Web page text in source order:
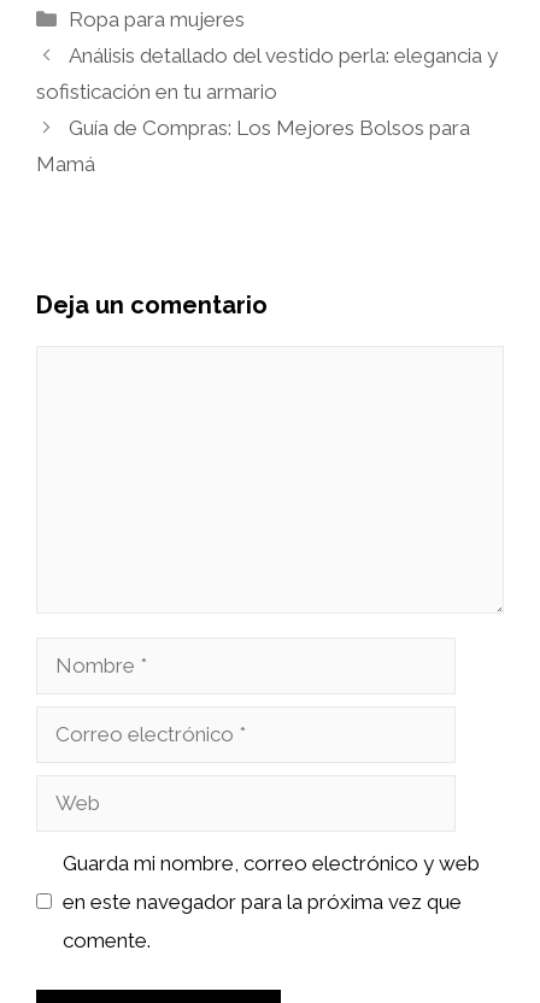
Categorías
Ropa para mujeres
Análisis detallado del vestido perla: elegancia y
sofisticación en tu armario
Guía de Compras: Los Mejores Bolsos para
Mamá
Deja un comentario
Nombre
Correo
Web
Guarda mi nombre, correo electrónico y web
en este navegador para la próxima vez que
comente.